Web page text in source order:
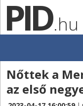
.hu
Nőttek a
az első